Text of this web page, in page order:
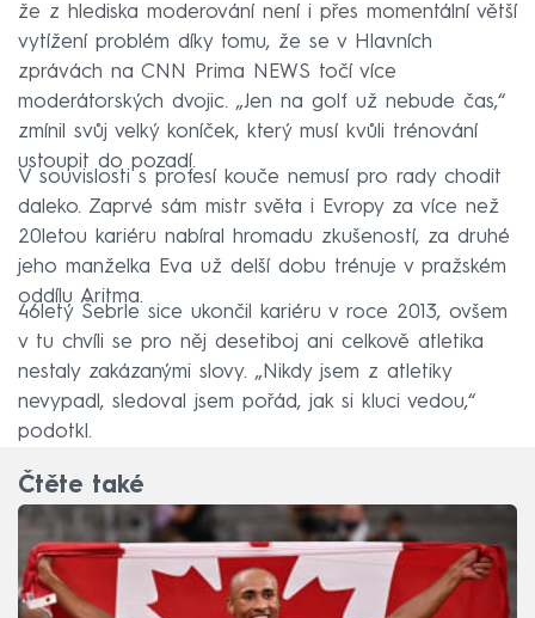
že z hlediska moderování není i přes momentální větší
vytížení problém díky tomu, že se v Hlavních
zprávách na CNN Prima NEWS točí více
moderátorských dvojic. „Jen na golf už nebude čas,“
zmínil svůj velký koníček, který musí kvůli trénování
ustoupit do pozadí.
V souvislosti s profesí kouče nemusí pro rady chodit
daleko. Zaprvé sám mistr světa i Evropy za více než
20letou kariéru nabíral hromadu zkušeností, za druhé
jeho manželka Eva už delší dobu trénuje v pražském
oddílu Aritma.
46letý Šebrle sice ukončil kariéru v roce 2013, ovšem
v tu chvíli se pro něj desetiboj ani celkově atletika
nestaly zakázanými slovy. „Nikdy jsem z atletiky
nevypadl, sledoval jsem pořád, jak si kluci vedou,“
podotkl.
Čtěte také